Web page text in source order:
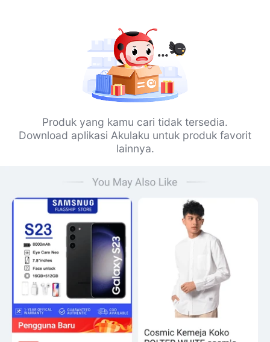
Produk yang kamu cari tidak tersedia.
Download aplikasi Akulaku untuk produk favorit
lainnya.